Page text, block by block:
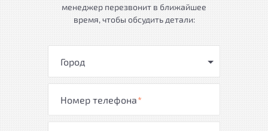
менеджер перезвонит в ближайшее
время, чтобы обсудить детали:
Город
Номер телефона*